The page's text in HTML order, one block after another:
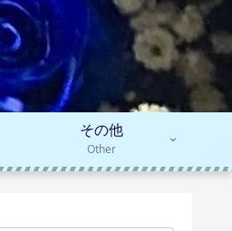
その他
Other